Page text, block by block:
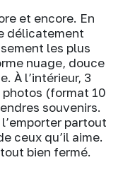
et encore. En
délicatement
les plus
nuage, douce
À l’intérieur, 3
(format 10
souvenirs.
partout
ceux qu’il aime.
bien fermé.